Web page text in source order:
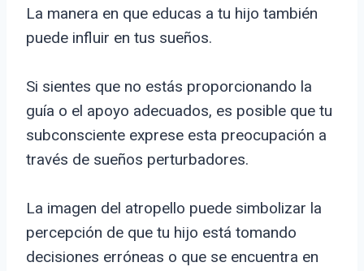
La manera en que educas a tu hijo también
puede influir en tus sueños.
Si sientes que no estás proporcionando la
guía o el apoyo adecuados, es posible que tu
subconsciente exprese esta preocupación a
través de sueños perturbadores.
La imagen del atropello puede simbolizar la
percepción de que tu hijo está tomando
decisiones erróneas o que se encuentra en